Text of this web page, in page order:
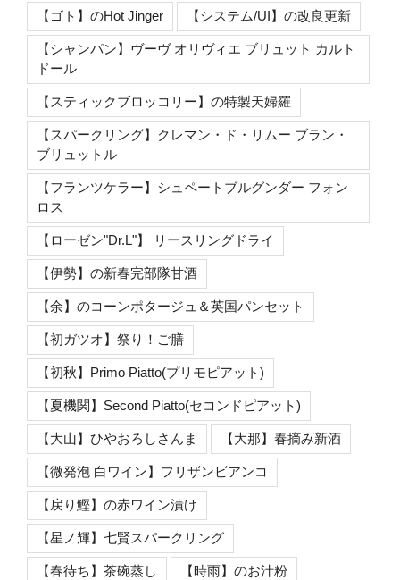
【ゴト】のHot Jinger 【システム/UI】の改良更新
【シャンパン】ヴーヴ オリヴィエ ブリュット カルト
ドール
【スティックブロッコリー】の特製天婦羅
【スパークリング】クレマン・ド・リムー ブラン・
ブリュットル
【フランツケラー】シュペートブルグンダー フォン
ロス
【ローゼン"Dr.L"】 リースリングドライ
【伊勢】の新春完部隊甘酒
【余】のコーンポタージュ＆英国パンセット
【初ガツオ】祭り！ご膳
【初秋】Primo Piatto(プリモピアット)
【夏機関】Second Piatto(セコンドピアット)
【大山】ひやおろしさんま 【大那】春摘み新酒
【微発泡 白ワイン】フリザンビアンコ
【戻り鰹】の赤ワイン漬け
【星ノ輝】七賢スパークリング
【春待ち】茶碗蒸し 【時雨】のお汁粉